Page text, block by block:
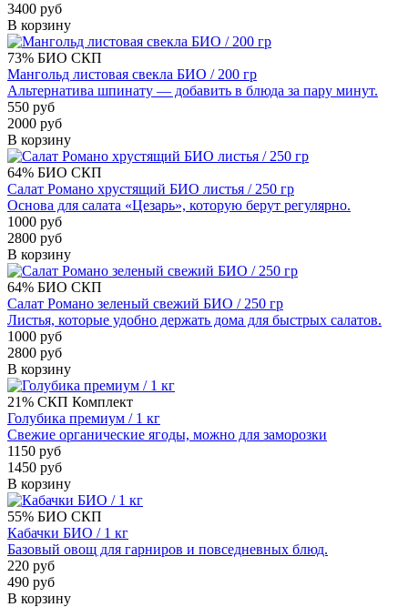
3400 руб
В корзину
73% БИО СКП
Мангольд листовая свекла БИО / 200 гр
Альтернатива шпинату — добавить в блюда за пару минут.
550 руб
2000 руб
В корзину
64% БИО СКП
Салат Романо хрустящий БИО листья / 250 гр
Основа для салата «Цезарь», которую берут регулярно.
1000 руб
2800 руб
В корзину
64% БИО СКП
Салат Романо зеленый свежий БИО / 250 гр
Листья, которые удобно держать дома для быстрых салатов.
1000 руб
2800 руб
В корзину
21% СКП Комплект
Голубика премиум / 1 кг
Свежие органические ягоды, можно для заморозки
1150 руб
1450 руб
В корзину
55% БИО СКП
Кабачки БИО / 1 кг
Базовый овощ для гарниров и повседневных блюд.
220 руб
490 руб
В корзину